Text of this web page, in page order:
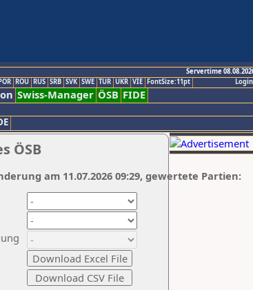
Servertime
Login
ROU RUS SRB SVK SWE TUR UKR VIE FontSize:11pt
Swiss-Manager ÖSB FIDE
ÖSB
am 11.07.2026 09:29, gewertete Partien: